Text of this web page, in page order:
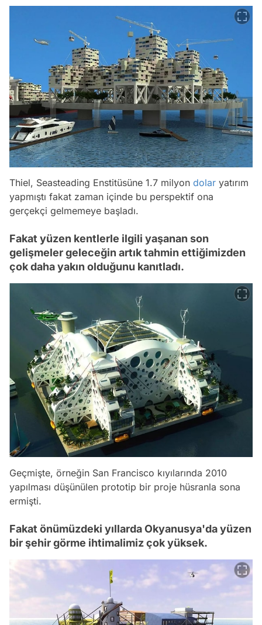
Thiel, Seasteading Enstitüsüne 1.7 milyon dolar yatırım
yapmıştı fakat zaman içinde bu perspektif ona
gerçekçi gelmemeye başladı.
Fakat yüzen kentlerle ilgili yaşanan son
gelişmeler geleceğin artık tahmin ettiğimizden
çok daha yakın olduğunu kanıtladı.
Geçmişte, örneğin San Francisco kıyılarında 2010
yapılması düşünülen prototip bir proje hüsranla sona
ermişti.
Fakat önümüzdeki yıllarda Okyanusya'da yüzen
bir şehir görme ihtimalimiz çok yüksek.